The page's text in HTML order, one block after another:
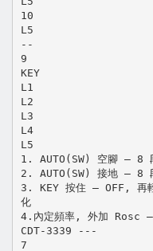
10
L5
--
9
KEY
L1
L2
L3
L4
L5
1. AUTO(SW) 空腳 – 8
2. AUTO(SW) 接地 – 8
3. KEY 按住 – OFF, 再
化
4.內定頻率, 外加 Rosc
CDT-3339 ---